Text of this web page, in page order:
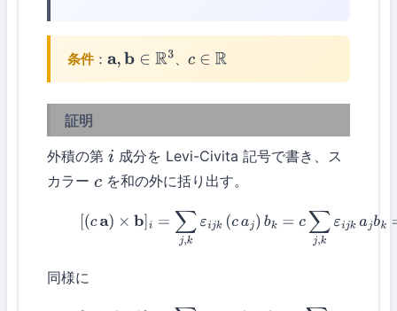
条件：a,b∈ R3 、 c∈R
証明
外積の第 i 成分を Levi-Civita 記号で書き、ス
カラー cを和の外に括り出す。
(7) [( ca ×b =∑j,kεijk(caj)b k= c∑ j,k jkajbk=c[ a
同様に